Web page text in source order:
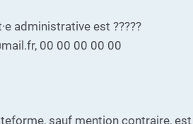
administrative est ?????
00 00 00 00 00
sauf mention contraire, est